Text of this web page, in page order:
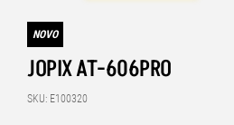
NOVO
JOPIX AT-606PRO
SKU: E100320